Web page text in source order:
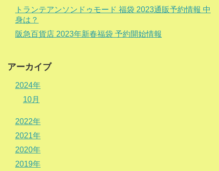
トランテアンソンドゥモード 福袋 2023通販予約情報 中
身は？
阪急百貨店 2023年新春福袋 予約開始情報
アーカイブ
2024年
10月
2022年
2021年
2020年
2019年